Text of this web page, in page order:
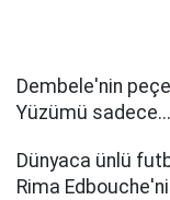
Dembele'nin
Yüzümü sadece...
Dünyaca ünlü
Rima